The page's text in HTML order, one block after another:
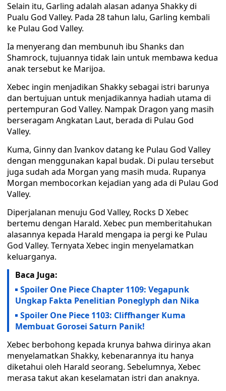
Selain itu, Garling adalah alasan adanya Shakky di
Pualu God Valley. Pada 28 tahun lalu, Garling kembali
ke Pulau God Valley.
Ia menyerang dan membunuh ibu Shanks dan
Shamrock, tujuannya tidak lain untuk membawa kedua
anak tersebut ke Marijoa.
Xebec ingin menjadikan Shakky sebagai istri barunya
dan bertujuan untuk menjadikannya hadiah utama di
pertempuran God Valley. Nampak Dragon yang masih
berseragam Angkatan Laut, berada di Pulau God
Valley.
Kuma, Ginny dan Ivankov datang ke Pulau God Valley
dengan menggunakan kapal budak. Di pulau tersebut
juga sudah ada Morgan yang masih muda. Rupanya
Morgan membocorkan kejadian yang ada di Pulau God
Valley.
Diperjalanan menuju God Valley, Rocks D Xebec
bertemu dengan Harald. Xebec pun memberitahukan
alasannya kepada Harald mengapa ia pergi ke Pulau
God Valley. Ternyata Xebec ingin menyelamatkan
keluarganya.
Baca Juga:
Spoiler One Piece Chapter 1109: Vegapunk
Ungkap Fakta Penelitian Poneglyph dan Nika
Spoiler One Piece 1103: Cliffhanger Kuma
Membuat Gorosei Saturn Panik!
Xebec berbohong kepada krunya bahwa dirinya akan
menyelamatkan Shakky, kebenarannya itu hanya
diketahui oleh Harald seorang. Sebelumnya, Xebec
merasa takut akan keselamatan istri dan anaknya.